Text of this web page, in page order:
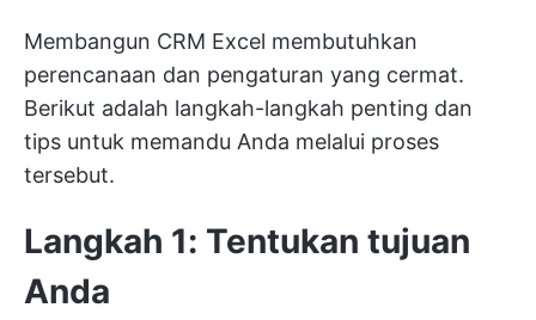
Membangun CRM Excel membutuhkan
perencanaan dan pengaturan yang cermat.
Berikut adalah langkah-langkah penting dan
tips untuk memandu Anda melalui proses
tersebut.
Langkah 1: Tentukan tujuan
Anda